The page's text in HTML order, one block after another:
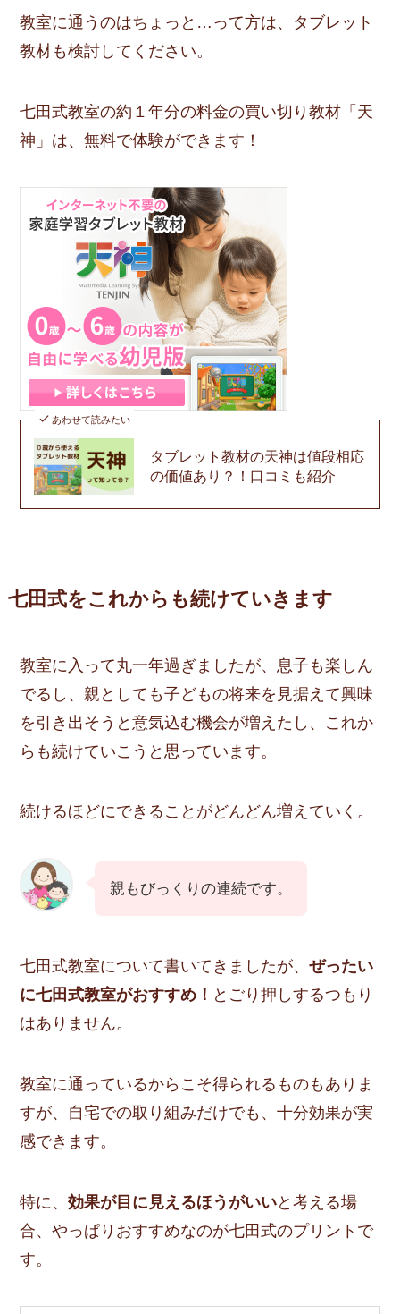
教室に通うのはちょっと…って方は、タブレット
教材も検討してください。
七田式教室の約１年分の料金の買い切り教材「天
神」は、無料で体験ができます！
あわせて読みたい
タブレット教材の天神は値段相応
の価値あり？！口コミも紹介
七田式をこれからも続けていきます
教室に入って丸一年過ぎましたが、息子も楽しん
でるし、親としても子どもの将来を見据えて興味
を引き出そうと意気込む機会が増えたし、これか
らも続けていこうと思っています。
続けるほどにできることがどんどん増えていく。
親もびっくりの連続です。
七田式教室について書いてきましたが、ぜったい
に七田式教室がおすすめ！ とごり押しするつもり
はありません。
教室に通っているからこそ得られるものもありま
すが、 自宅での取り組みだけでも、十分効果が実
感できます。
特に、効果が目に見えるほうがいいと考える場
合、やっぱりおすすめなのが七田式のプリントで
す。